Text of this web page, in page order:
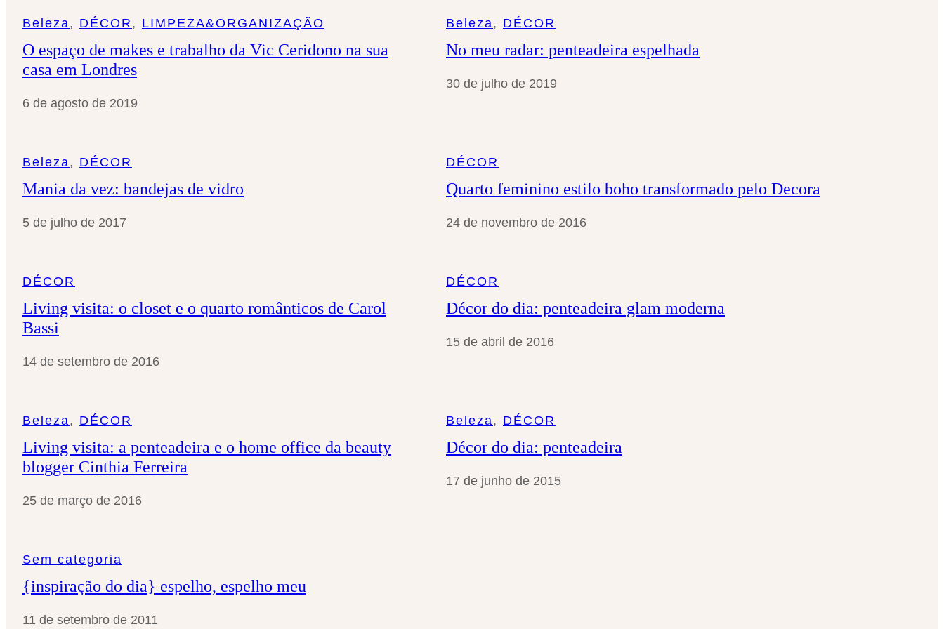
Beleza, DÉCOR , LIMPEZA&ORGANIZAÇÃO
O espaço de makes e trabalho da Vic Ceridono na sua
casa em Londres
6 de agosto de 2019
Beleza, DÉCOR
No meu radar: penteadeira espelhada
30 de julho de 2019
Beleza, DÉCOR
Mania da vez: bandejas de vidro
5 de julho de 2017
DÉCOR
Quarto feminino estilo boho transformado pelo Decora
24 de novembro de 2016
DÉCOR
Living visita: o closet e o quarto românticos de Carol
Bassi
14 de setembro de 2016
DÉCOR
Décor do dia: penteadeira glam moderna
15 de abril de 2016
Beleza, DÉCOR
Living visita: a penteadeira e o home office da beauty
blogger Cinthia Ferreira
25 de março de 2016
Beleza, DÉCOR
Décor do dia: penteadeira
17 de junho de 2015
Sem categoria
{inspiração do dia} espelho, espelho meu
11 de setembro de 2011